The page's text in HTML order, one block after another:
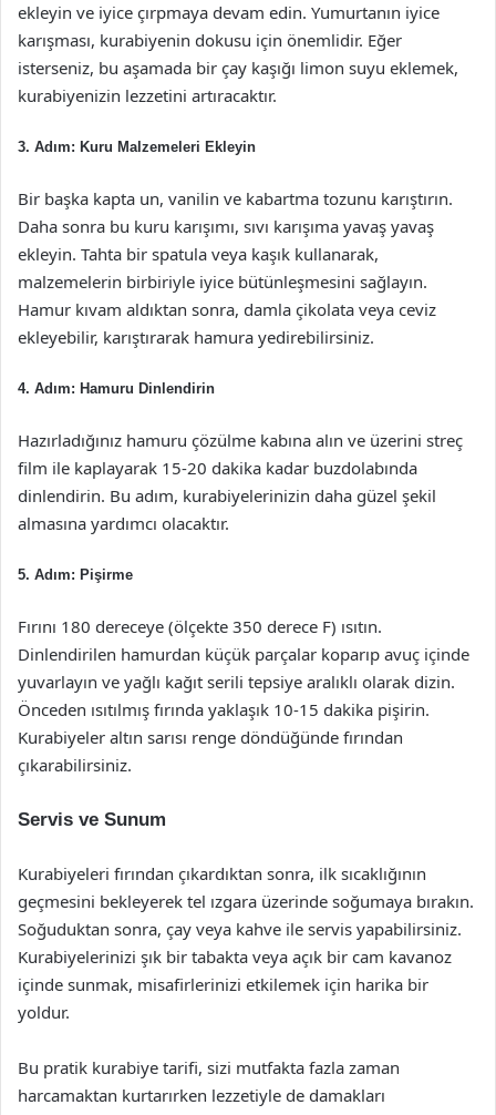
ekleyin ve iyice çırpmaya devam edin. Yumurtanın iyice
karışması, kurabiyenin dokusu için önemlidir. Eğer
isterseniz, bu aşamada bir çay kaşığı limon suyu eklemek,
kurabiyenizin lezzetini artıracaktır.
3. Adım: Kuru Malzemeleri Ekleyin
Bir başka kapta un, vanilin ve kabartma tozunu karıştırın.
Daha sonra bu kuru karışımı, sıvı karışıma yavaş yavaş
ekleyin. Tahta bir spatula veya kaşık kullanarak,
malzemelerin birbiriyle iyice bütünleşmesini sağlayın.
Hamur kıvam aldıktan sonra, damla çikolata veya ceviz
ekleyebilir, karıştırarak hamura yedirebilirsiniz.
4. Adım: Hamuru Dinlendirin
Hazırladığınız hamuru çözülme kabına alın ve üzerini streç
film ile kaplayarak 15-20 dakika kadar buzdolabında
dinlendirin. Bu adım, kurabiyelerinizin daha güzel şekil
almasına yardımcı olacaktır.
5. Adım: Pişirme
Fırını 180 dereceye (ölçekte 350 derece F) ısıtın.
Dinlendirilen hamurdan küçük parçalar koparıp avuç içinde
yuvarlayın ve yağlı kağıt serili tepsiye aralıklı olarak dizin.
Önceden ısıtılmış fırında yaklaşık 10-15 dakika pişirin.
Kurabiyeler altın sarısı renge döndüğünde fırından
çıkarabilirsiniz.
Servis ve Sunum
Kurabiyeleri fırından çıkardıktan sonra, ilk sıcaklığının
geçmesini bekleyerek tel ızgara üzerinde soğumaya bırakın.
Soğuduktan sonra, çay veya kahve ile servis yapabilirsiniz.
Kurabiyelerinizi şık bir tabakta veya açık bir cam kavanoz
içinde sunmak, misafirlerinizi etkilemek için harika bir
yoldur.
Bu pratik kurabiye tarifi, sizi mutfakta fazla zaman
harcamaktan kurtarırken lezzetiyle de damakları